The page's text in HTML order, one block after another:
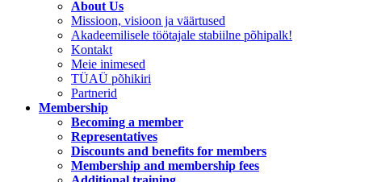
About Us
Missioon, visioon ja väärtused
Akadeemilisele töötajale stabiilne põhipalk!
Kontakt
Meie inimesed
TÜAÜ põhikiri
Partnerid
Membership
Becoming a member
Representatives
Discounts and benefits for members
Membership and membership fees